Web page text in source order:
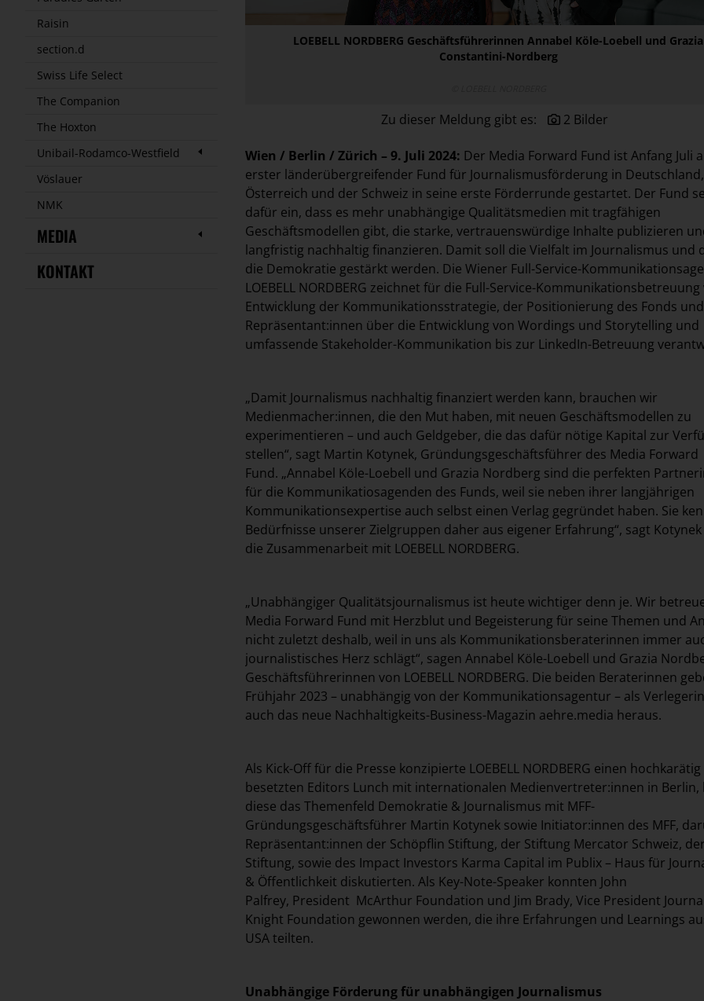
Raisin
section.d
Swiss Life Select
The Companion
The Hoxton
Unibail-Rodamco-Westfield
Vöslauer
NMK
MEDIA
KONTAKT
LOEBELL NORDBERG Geschäftsführerinnen Annabel Köle-Loebell und Grazia
Constantini-Nordberg
Zu dieser Meldung gibt es: 2 Bilder
Wien / Berlin / Zürich – 9. Juli 2024: Der Media Forward Fund ist Anfang Juli
erster länderübergreifender Fund für Journalismusförderung in Deutschland,
Österreich und der Schweiz in seine erste Förderrunde gestartet. Der Fund
dafür ein, dass es mehr unabhängige Qualitätsmedien mit tragfähigen
Geschäftsmodellen gibt, die starke, vertrauenswürdige Inhalte publizieren
langfristig nachhaltig finanzieren. Damit soll die Vielfalt im Journalismus und
die Demokratie gestärkt werden. Die Wiener Full-Service-
LOEBELL NORDBERG zeichnet für die Full-Service-
Entwicklung der Kommunikationsstrategie, der Positionierung des Fonds
Repräsentant:innen über die Entwicklung von Wordings und Storytelling und
umfassende Stakeholder-Kommunikation bis zur LinkedIn-Betreuung
„Damit Journalismus nachhaltig finanziert werden kann, brauchen wir
Medienmacher:innen, die den Mut haben, mit neuen Geschäftsmodellen zu
experimentieren – und auch Geldgeber, die das dafür nötige Kapital zur
stellen“, sagt Martin Kotynek, Gründungsgeschäftsführer des Media Forward
Fund. „Annabel Köle-Loebell und Grazia Nordberg sind die perfekten
für die Kommunikatiosagenden des Funds, weil sie neben ihrer langjährigen
Kommunikationsexpertise auch selbst einen Verlag gegründet haben. Sie
Bedürfnisse unserer Zielgruppen daher aus eigener Erfahrung“, sagt
die Zusammenarbeit mit LOEBELL NORDBERG.
„Unabhängiger Qualitätsjournalismus ist heute wichtiger denn je. Wir
Media Forward Fund mit Herzblut und Begeisterung für seine Themen und
nicht zuletzt deshalb, weil in uns als Kommunikationsberaterinnen immer
journalistisches Herz schlägt“, sagen Annabel Köle-Loebell und Grazia
Geschäftsführerinnen von LOEBELL NORDBERG. Die beiden Beraterinnen
Frühjahr 2023 – unabhängig von der Kommunikationsagentur – als
auch das neue Nachhaltigkeits-Business-Magazin aehre.media heraus.
Als Kick-Off für die Presse konzipierte LOEBELL NORDBERG einen hochkarätig
besetzten Editors Lunch mit internationalen Medienvertreter:innen in Berlin,
diese das Themenfeld Demokratie & Journalismus mit MFF-
Gründungsgeschäftsführer Martin Kotynek sowie Initiator:innen des MFF,
Repräsentant:innen der Schöpflin Stiftung, der Stiftung Mercator Schweiz, der
Stiftung, sowie des Impact Investors Karma Capital im Publix – Haus für
& Öffentlichkeit diskutierten. Als Key-Note-Speaker konnten John
Palfrey, President McArthur Foundation und Jim Brady, Vice President
Knight Foundation gewonnen werden, die ihre Erfahrungen und Learnings
USA teilten.
Unabhängige Förderung für unabhängigen Journalismus